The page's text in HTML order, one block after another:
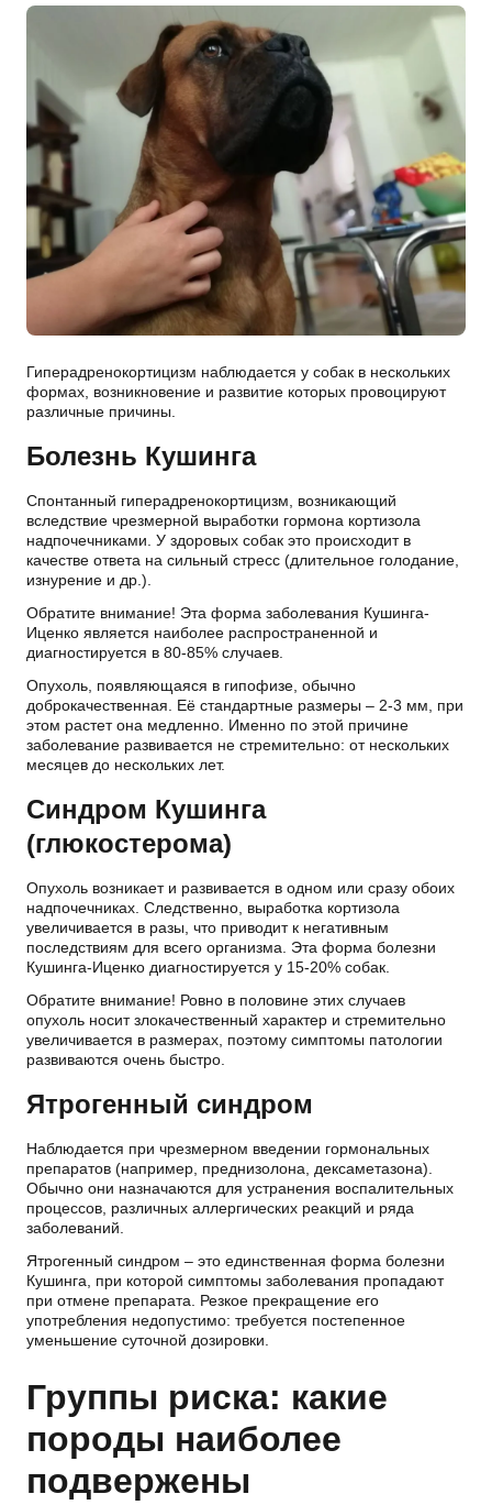
Гиперадренокортицизм наблюдается у собак в нескольких
формах, возникновение и развитие которых провоцируют
различные причины.
Болезнь Кушинга
Спонтанный гиперадренокортицизм, возникающий
вследствие чрезмерной выработки гормона кортизола
надпочечниками. У здоровых собак это происходит в
качестве ответа на сильный стресс (длительное голодание,
изнурение и др.).
Обратите внимание! Эта форма заболевания Кушинга-
Иценко является наиболее распространенной и
диагностируется в 80-85% случаев.
Опухоль, появляющаяся в гипофизе, обычно
доброкачественная. Её стандартные размеры – 2-3 мм, при
этом растет она медленно. Именно по этой причине
заболевание развивается не стремительно: от нескольких
месяцев до нескольких лет.
Синдром Кушинга
(глюкостерома)
Опухоль возникает и развивается в одном или сразу обоих
надпочечниках. Следственно, выработка кортизола
увеличивается в разы, что приводит к негативным
последствиям для всего организма. Эта форма болезни
Кушинга-Иценко диагностируется у 15-20% собак.
Обратите внимание! Ровно в половине этих случаев
опухоль носит злокачественный характер и стремительно
увеличивается в размерах, поэтому симптомы патологии
развиваются очень быстро.
Ятрогенный синдром
Наблюдается при чрезмерном введении гормональных
препаратов (например, преднизолона, дексаметазона).
Обычно они назначаются для устранения воспалительных
процессов, различных аллергических реакций и ряда
заболеваний.
Ятрогенный синдром – это единственная форма болезни
Кушинга, при которой симптомы заболевания пропадают
при отмене препарата. Резкое прекращение его
употребления недопустимо: требуется постепенное
уменьшение суточной дозировки.
Группы риска: какие
породы наиболее
подвержены